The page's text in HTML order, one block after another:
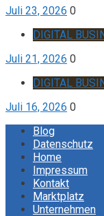
Juli 23, 2026 0
DIGITAL
Juli 21, 2026 0
DIGITAL
Juli 16, 2026 0
Blog
Datenschutz
Home
Impressum
Kontakt
Marktplatz
Unternehmen